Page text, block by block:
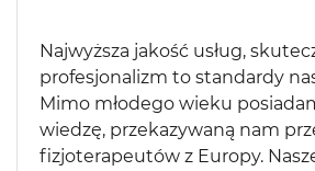
Najwyższa jakość usług,
profesjonalizm to standardy
Mimo młodego wieku
wiedzę, przekazywaną nam
fizjoterapeutów z Europy.